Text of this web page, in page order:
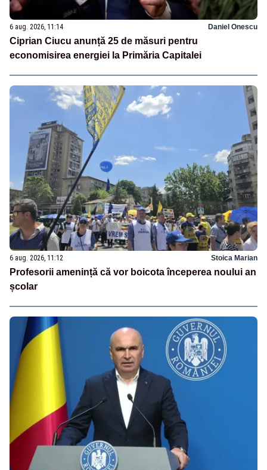
6 aug. 2026, 11:14 Daniel Onescu
Ciprian Ciucu anunță 25 de măsuri pentru
economisirea energiei la Primăria Capitalei
6 aug. 2026, 11:12 Stoica Marian
Profesorii amenință că vor boicota începerea noului an
școlar